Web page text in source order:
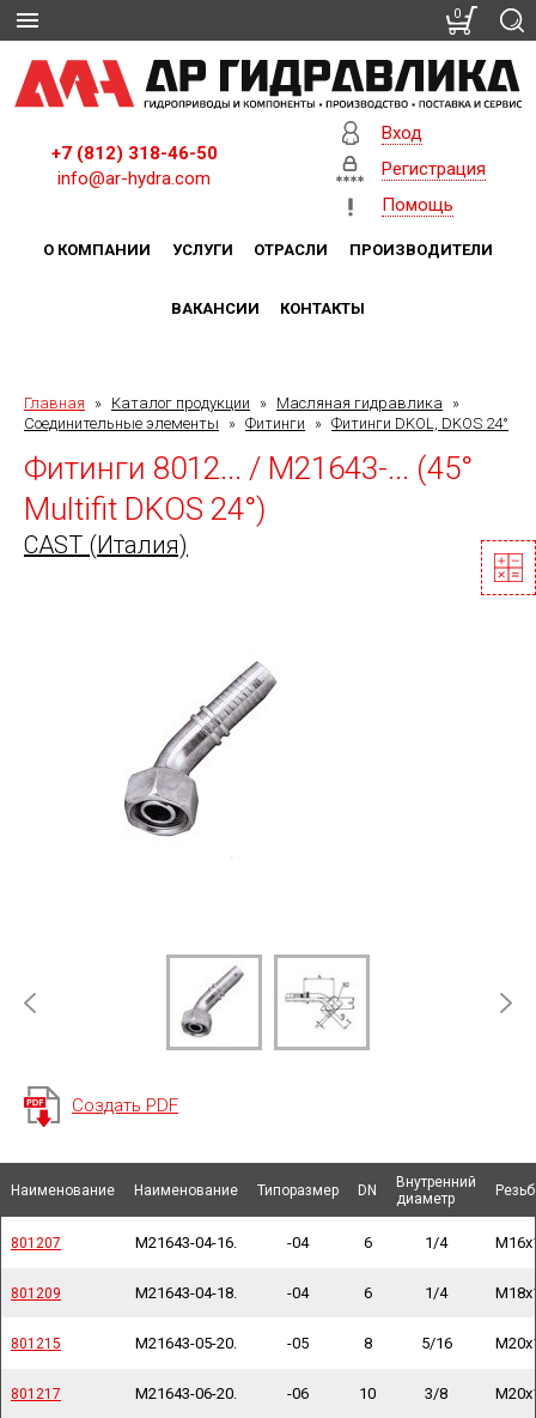
+7 (812) 318-46-50
info@ar-hydra.com
Вход
Регистрация
Помощь
О КОМПАНИИ УСЛУГИ ОТРАСЛИ ПРОИЗВОДИТЕЛИ
ВАКАНСИИ КОНТАКТЫ
Главная » Каталог продукции » Масляная гидравлика
»
Соединительные элементы
» Фитинги » Фитинги DKOL, DKOS 24°
Фитинги 8012... / M21643-... (45°
Multifit DKOS 24°)
CAST (Италия)
Создать PDF
Наименование Наименование Типоразмер DN
Внутренний
диаметр
801207 M21643-04-16. -04 6 1/4
801209 M21643-04-18. -04 6 1/4
801215 M21643-05-20. -05 8 5/16
801217 M21643-06-20. -06 10 3/8
Наименование
801207
801209
801215
801217
Наименование
Наименование Наименование Типоразмер DN
Внутренний
диаметр
0